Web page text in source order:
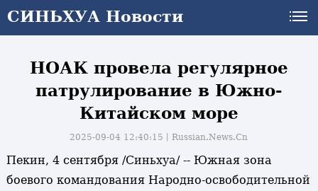
СИНЬХУА Новости
СИНЬХУА Новости
НОАК провела регулярное
патрулирование в Южно-
Китайском море
2025-09-04 12:40:15丨Russian.News.Cn
Пекин, 4 сентября /Синьхуа/ -- Южная зона
боевого командования Народно-освободительной